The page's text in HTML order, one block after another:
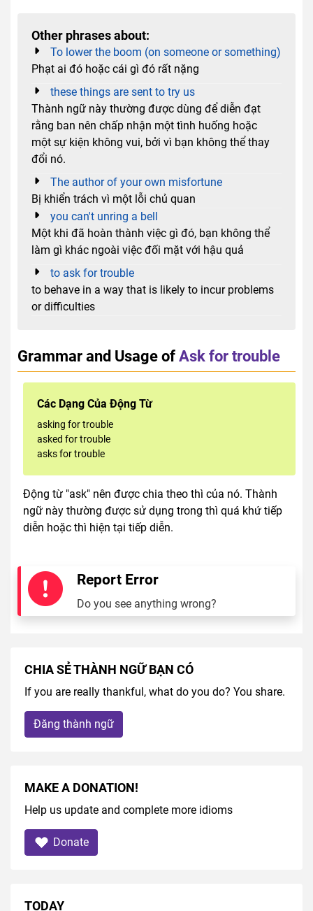
Other phrases about:
To lower the boom (on someone or something)
Phạt ai đó hoặc cái gì đó rất nặng
these things are sent to try us
Thành ngữ này thường được dùng để diễn đạt
rằng ban nên chấp nhận một tình huống hoặc
một sự kiện không vui, bởi vì bạn không thể thay
đổi nó.
The author of your own misfortune
Bị khiển trách vì một lỗi chủ quan
you can't unring a bell
Một khi đã hoàn thành việc gì đó, bạn không thể
làm gì khác ngoài việc đối mặt với hậu quả
to ask for trouble
to behave in a way that is likely to incur problems
or difficulties
Grammar and Usage ofAsk for trouble
Các Dạng Của Động Từ
asking for trouble
asked for trouble
asks for trouble
Động từ "ask" nên được chia theo thì của nó. Thành
ngữ này thường được sử dụng trong thì quá khứ tiếp
diễn hoặc thì hiện tại tiếp diễn.
Report Error
Do you see anything wrong?
CHIA SẺ THÀNH NGỮ BẠN CÓ
If you are really thankful, what do you do? You share.
Đăng thành ngữ
MAKE A DONATION!
Help us update and complete more idioms
Donate
TODAY